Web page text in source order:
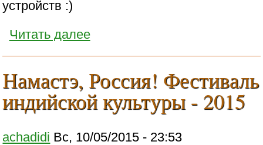
устройств :)
Читать далее
Намастэ, Россия! Фестиваль
индийской культуры - 2015
achadidi Вс, 10/05/2015 - 23:53